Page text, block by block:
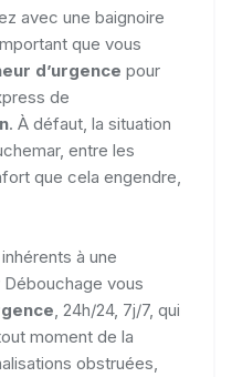
avec une baignoire
que vous
d’urgence pour
de
. À défaut, la situation
entre les
que cela engendre,
à une
vous
, 24h/24, 7j/7, qui
moment de la
obstruées,